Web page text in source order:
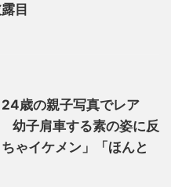
目
歳の親子写真でレア
幼子肩車する素の姿に反
ゃイケメン」「ほんと